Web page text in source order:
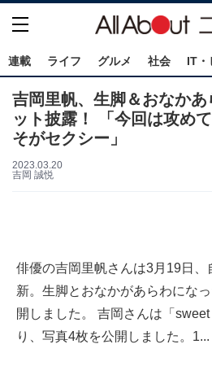
連載 ライフ グルメ 社会 IT・
吉岡里帆、生脚＆おなかあ
ット披露！ 「今回は攻め
そがセクシー」
2023.03.20
吉岡 誠悦
俳優の吉岡里帆さんは3月19日、
新。生脚とおなかがあらわにな
開しました。 吉岡さんは「
り、写真4枚を公開しました。1...